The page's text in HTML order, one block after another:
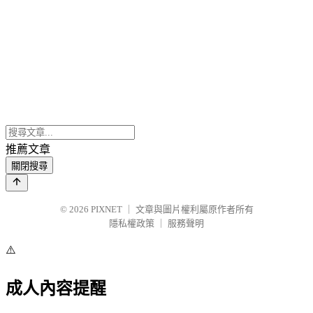
推薦文章
關閉搜尋
© 2026 PIXNET
文章與圖片權利屬原作者所有
隱私權政策
服務聲明
⚠️
成人內容提醒